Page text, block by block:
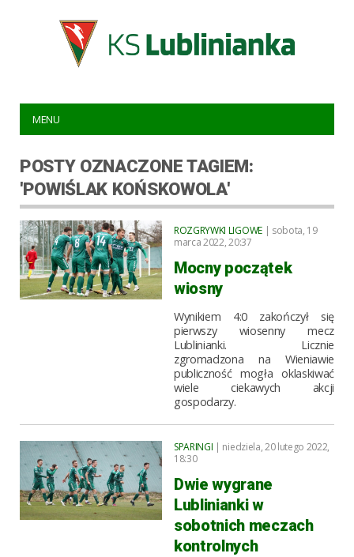
MENU
POSTY OZNACZONE TAGIEM:
'POWIŚLAK KOŃSKOWOLA'
ROZGRYWKI LIGOWE| sobota, 19
marca 2022, 20:37
Mocny początek
wiosny
Wynikiem 4:0 zakończył się
pierwszy wiosenny mecz
Lublinianki. Licznie
zgromadzona na Wieniawie
publiczność mogła oklaskiwać
wiele ciekawych akcji
gospodarzy.
SPARINGI | niedziela, 20 lutego 2022,
18:30
Dwie wygrane
Lublinianki w
sobotnich meczach
kontrolnych